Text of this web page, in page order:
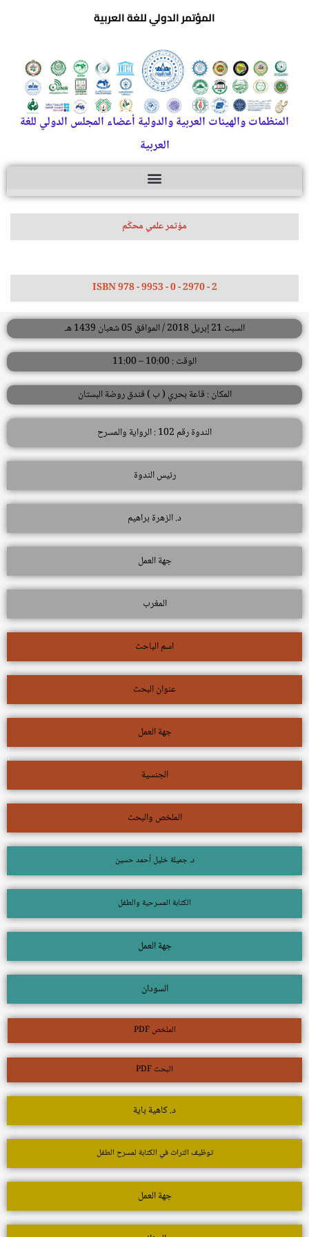
المؤتمر الدولي للغة العربية
المنظمات والهيئات العربية والدولية أعضاء المجلس الدولي للغة
العربية
مؤتمر علمي محكّم
ISBN 978 - 9953 - 0 - 2970 - 2
السبت 21 إبريل 2018 / الموافق 05 شعبان 1439 هـ
الوقت : 10:00 – 11:00
المكان : قاعة بحري ( ب ) فندق روضة البستان
الندوة رقم 102 : الرواية والمسرح
رئيس الندوة
د. الزهرة براهيم
جهة العمل
المغرب
اسم الباحث
عنوان البحث
جهة العمل
الجنسية
الملخص والبحث
د. جميلة خليل أحمد حسين
الكتابة المسرحية والطفل
جهة العمل
السودان
الملخص PDF
البحث PDF
د. كاهية باية
توظيف التراث في الكتابة لمسرح الطفل
جهة العمل